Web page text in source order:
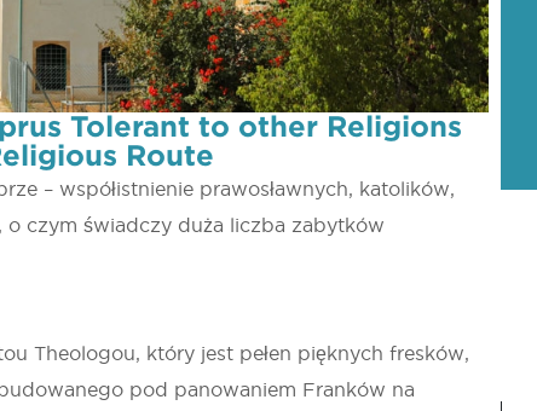
Tolerant to other Religions
Route
– współistnienie prawosławnych, katolików,
o czym świadczy duża liczba zabytków
Theologou, który jest pełen pięknych fresków,
pod panowaniem Franków na